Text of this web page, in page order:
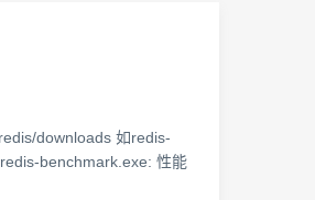
downloads 如redis-
benchmark.exe: 性能